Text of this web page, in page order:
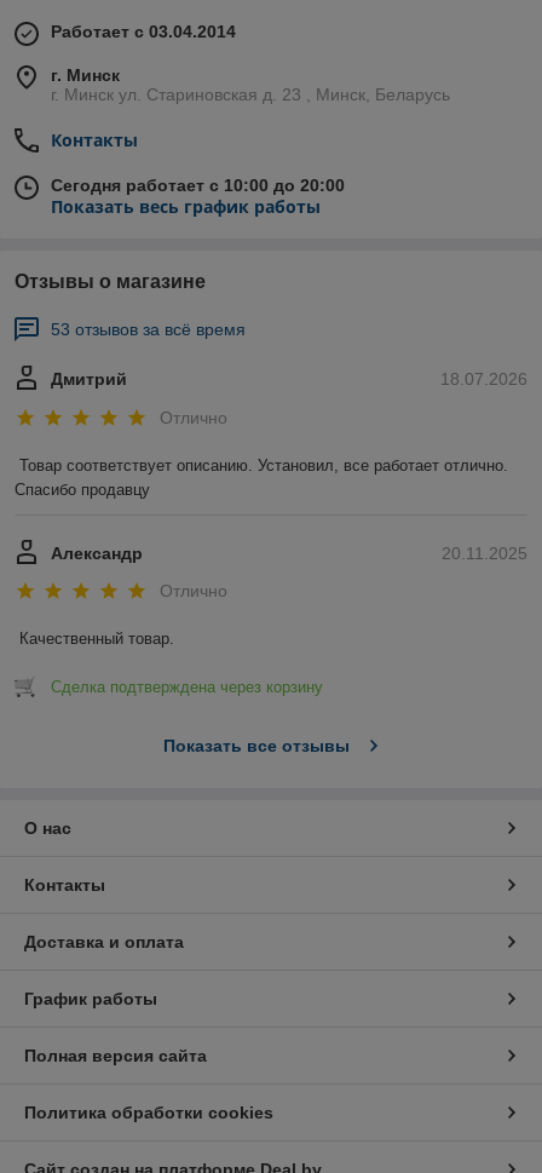
Работает с 03.04.2014
г. Минск
г. Минск ул. Стариновская д. 23 , Минск, Беларусь
Контакты
Сегодня работает с 10:00 до 20:00
Показать весь график работы
Отзывы о магазине
53 отзывов за всё время
18.07.2026
Дмитрий
Отлично
Товар соответствует описанию. Установил, все работает отлично.
Спасибо продавцу
20.11.2025
Александр
Отлично
Качественный товар.
Сделка подтверждена через корзину
Показать все отзывы
О нас
Контакты
Доставка и оплата
График работы
Полная версия сайта
Политика обработки cookies